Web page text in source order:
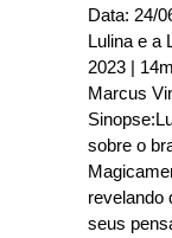
Data: 24/
Lulina e a
2023 |
Marcus
sobre o
revelando
seus